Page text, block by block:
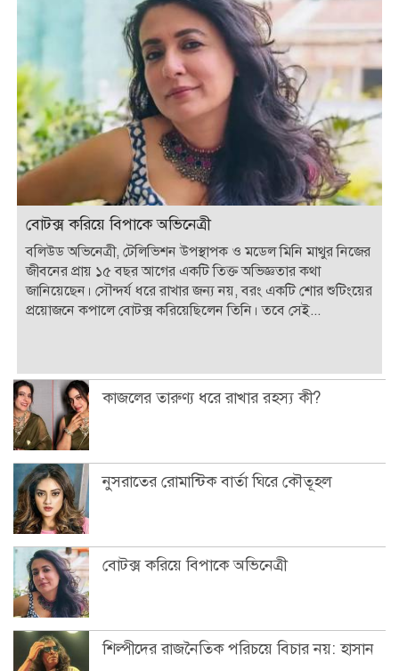
বোটক্স করিয়ে বিপাকে অভিনেত্রী
বলিউড অভিনেত্রী, টেলিভিশন উপস্থাপক ও মডেল মিনি মাথুর নিজের
জীবনের প্রায় ১৫ বছর আগের একটি তিক্ত অভিজ্ঞতার কথা
জানিয়েছেন। সৌন্দর্য ধরে রাখার জন্য নয়, বরং একটি শোর শুটিংয়ের
প্রয়োজনে কপালে বোটক্স করিয়েছিলেন তিনি। তবে সেই...
কাজলের তারুণ্য ধরে রাখার রহস্য কী?
নুসরাতের রোমান্টিক বার্তা ঘিরে কৌতূহল
বোটক্স করিয়ে বিপাকে অভিনেত্রী
শিল্পীদের রাজনৈতিক পরিচয়ে বিচার নয়: হাসান